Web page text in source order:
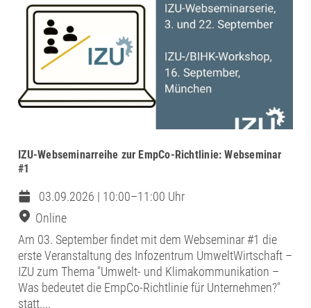
IZU-Webseminarreihe zur EmpCo-Richtlinie: Webseminar
#1
03.09.2026 | 10:00–11:00 Uhr
Online
Am 03. September findet mit dem Webseminar #1 die
erste Veranstaltung des Infozentrum UmweltWirtschaft –
IZU zum Thema "Umwelt- und Klimakommunikation –
Was bedeutet die EmpCo-Richtlinie für Unternehmen?"
statt....